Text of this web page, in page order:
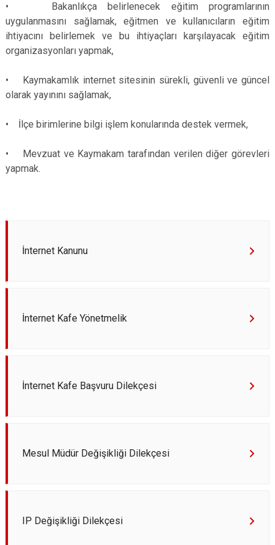
• Bakanlıkça belirlenecek eğitim programlarının
uygulanmasını sağlamak, eğitmen ve kullanıcıların eğitim
ihtiyacını belirlemek ve bu ihtiyaçları karşılayacak eğitim
organizasyonları yapmak,
• Kaymakamlık internet sitesinin sürekli, güvenli ve güncel
olarak yayınını sağlamak,
• İlçe birimlerine bilgi işlem konularında destek vermek,
• Mevzuat ve Kaymakam tarafından verilen diğer görevleri
yapmak.
İnternet Kanunu
İnternet Kafe Yönetmelik
İnternet Kafe Başvuru Dilekçesi
Mesul Müdür Değişikliği Dilekçesi
IP Değişikliği Dilekçesi